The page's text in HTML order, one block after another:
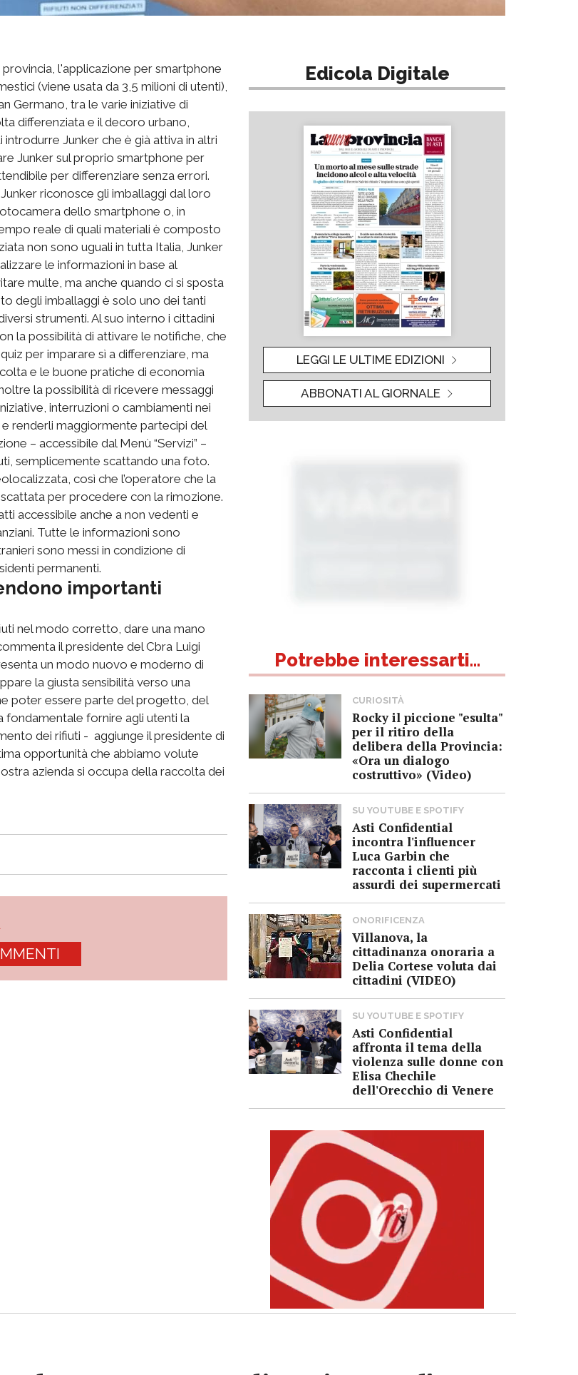
l'applicazione per smartphone
(viene usata da 3,5 milioni di utenti),
Germano, tra le varie iniziative di
differenziata e il decoro urbano,
introdurre Junker che è già attiva in altri
Junker sul proprio smartphone per
per differenziare senza errori.
riconosce gli imballaggi dal loro
dello smartphone o, in
reale di quali materiali è composto
non sono uguali in tutta Italia, Junker
le informazioni in base al
multe, ma anche quando ci si sposta
degli imballaggi è solo uno dei tanti
strumenti. Al suo interno i cittadini
la possibilità di attivare le notifiche, che
per imparare sì a differenziare, ma
e le buone pratiche di economia
la possibilità di ricevere messaggi
interruzioni o cambiamenti nei
renderli maggiormente partecipi del
– accessibile dal Menù “Servizi” –
semplicemente scattando una foto.
così che l’operatore che la
per procedere con la rimozione.
accessibile anche a non vedenti e
Tutte le informazioni sono
sono messi in condizione di
permanenti.
importanti
nel modo corretto, dare una mano
il presidente del Cbra Luigi
un modo nuovo e moderno di
la giusta sensibilità verso una
poter essere parte del progetto, del
fondamentale fornire agli utenti la
dei rifiuti - aggiunge il presidente di
opportunità che abbiamo volute
azienda si occupa della raccolta dei
Edicola Digitale
LEGGI LE ULTIME EDIZIONI
ABBONATI AL GIORNALE
Potrebbe interessarti...
CURIOSITÀ
Rocky il piccione "esulta"
per il ritiro della
delibera della Provincia:
«Ora un dialogo
costruttivo» (Video)
SU YOUTUBE E SPOTIFY
Asti Confidential
incontra l'influencer
Luca Garbin che
racconta i clienti più
assurdi dei supermercati
ONORIFICENZA
Villanova, la
cittadinanza onoraria a
Delia Cortese voluta dai
cittadini (VIDEO)
SU YOUTUBE E SPOTIFY
Asti Confidential
affronta il tema della
violenza sulle donne con
Elisa Chechile
dell'Orecchio di Venere